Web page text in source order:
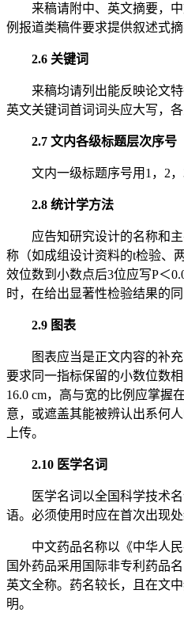
来稿请附中、英文摘要，
例报道类稿件要求提供叙述式
2.6 关键词
来稿均请列出能反映论文
英文关键词首词词头应大写，
2.7 文内各级标题层次序号
文内一级标题序号用1，2
2.8 统计学方法
应告知研究设计的名称和
称（如成组设计资料的t检验、
效位数到小数点后3位应写P＜
时，在给出显著性检验结果的
2.9 图表
图表应当是正文内容的补
要求同一指标保留的小数位数
16.0 cm，高与宽的比例应掌握
意，或遮盖其能被辨认出系何
上传。
2.10 医学名词
医学名词以全国科学技术
语。必须使用时应在首次出现
中文药品名称以《中华人
国外药品采用国际非专利药品
英文全称。药名较长，且在文
明。